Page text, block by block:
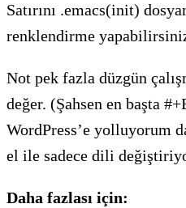
Satırını .emacs(init)
renklendirme
Not pek fazla düzgün
değer. (Şahsen en başta
WordPress’e yolluyorum
el ile sadece dili
Daha fazlası için: